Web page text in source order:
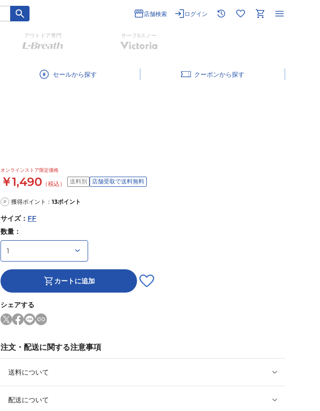
店舗検索 ログイン
アウトドア専門 サーフ&スノー
セール クーポン
オンラインストア限定価格
￥1,490 （税込） 送料別 店舗受取で送料無料
P 獲得ポイント： 13ポイント
サイズ： FF
数量：
カートに追加
シェアする
注文・配送に関する注意事項
送料について
配送について